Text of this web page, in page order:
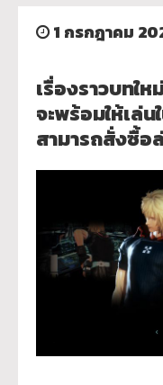
1 กรกฎาคม
เรื่องราวบทใ
จะพร้อมให้เล่
สามารถสั่งซื้อ